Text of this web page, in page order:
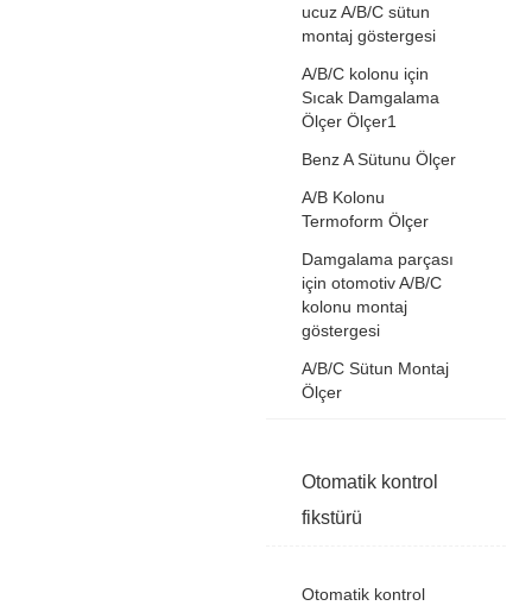
ucuz A/B/C sütun
montaj göstergesi
A/B/C kolonu için
Sıcak Damgalama
Ölçer Ölçer1
Benz A Sütunu Ölçer
A/B Kolonu
Termoform Ölçer
Damgalama parçası
için otomotiv A/B/C
kolonu montaj
göstergesi
A/B/C Sütun Montaj
Ölçer
Otomatik kontrol
fikstürü
Otomatik kontrol